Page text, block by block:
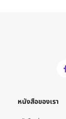
หนังสือของเรา